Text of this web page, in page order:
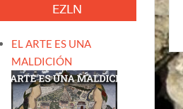
EZLN
EL ARTE ES UNA
MALDICIÓN